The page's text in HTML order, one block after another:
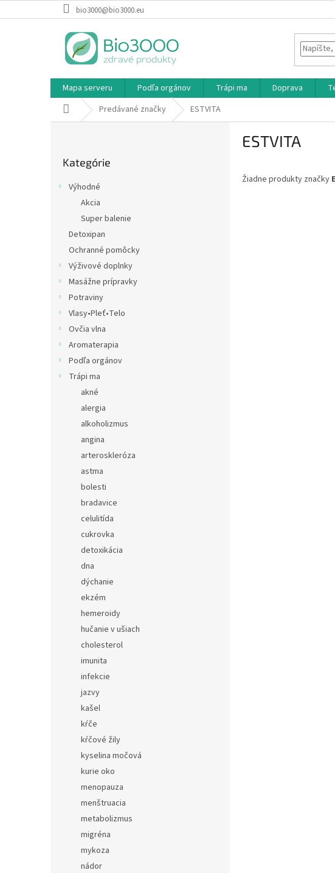
na
bio3000@bio3000.eu
Mapa serveru Podľa orgánov Trápi ma Doprava
DomovPredávané značky ESTVITA
kategórie
Kategórie
Výhodné
Akcia
Super balenie
Detoxipan
Ochranné pomôcky
Výživové doplnky
Masážne prípravky
Potraviny
Vlasy•Pleť•Telo
Ovčia vlna
Aromaterapia
Podľa orgánov
Trápi ma
akné
alergia
alkoholizmus
angina
arteroskleróza
astma
bolesti
bradavice
celulitída
cukrovka
detoxikácia
dna
dýchanie
ekzém
hemeroidy
hučanie v ušiach
cholesterol
imunita
infekcie
jazvy
kašel
kŕče
kŕčové žily
kyselina močová
kurie oko
menopauza
menštruacia
metabolizmus
migréna
mykoza
nádor
ESTVITA
Žiadne produkty značky